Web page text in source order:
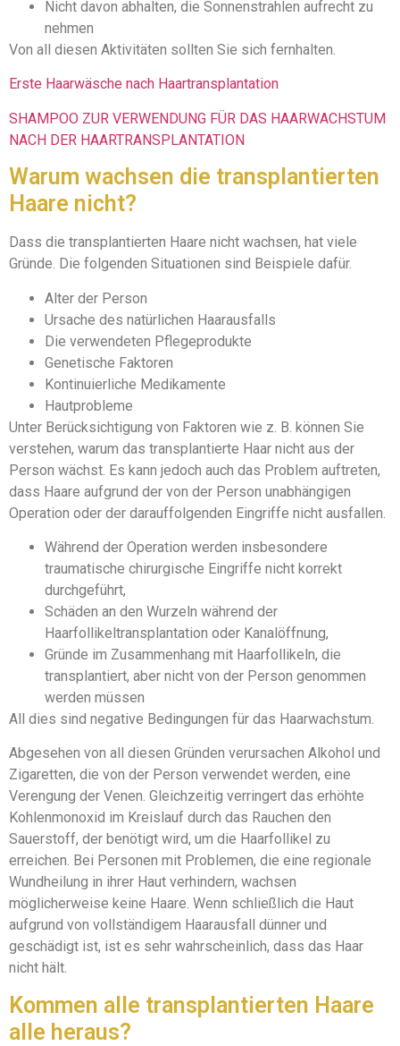
Nicht davon abhalten, die Sonnenstrahlen aufrecht zu
nehmen
Von all diesen Aktivitäten sollten Sie sich fernhalten.
Erste Haarwäsche nach Haartransplantation
SHAMPOO ZUR VERWENDUNG FÜR DAS HAARWACHSTUM
NACH DER HAARTRANSPLANTATION
Warum wachsen die transplantierten
Haare nicht?
Dass die transplantierten Haare nicht wachsen, hat viele
Gründe. Die folgenden Situationen sind Beispiele dafür.
Alter der Person
Ursache des natürlichen Haarausfalls
Die verwendeten Pflegeprodukte
Genetische Faktoren
Kontinuierliche Medikamente
Hautprobleme
Unter Berücksichtigung von Faktoren wie z. B. können Sie
verstehen, warum das transplantierte Haar nicht aus der
Person wächst. Es kann jedoch auch das Problem auftreten,
dass Haare aufgrund der von der Person unabhängigen
Operation oder der darauffolgenden Eingriffe nicht ausfallen.
Während der Operation werden insbesondere
traumatische chirurgische Eingriffe nicht korrekt
durchgeführt,
Schäden an den Wurzeln während der
Haarfollikeltransplantation oder Kanalöffnung,
Gründe im Zusammenhang mit Haarfollikeln, die
transplantiert, aber nicht von der Person genommen
werden müssen
All dies sind negative Bedingungen für das Haarwachstum.
Abgesehen von all diesen Gründen verursachen Alkohol und
Zigaretten, die von der Person verwendet werden, eine
Verengung der Venen. Gleichzeitig verringert das erhöhte
Kohlenmonoxid im Kreislauf durch das Rauchen den
Sauerstoff, der benötigt wird, um die Haarfollikel zu
erreichen. Bei Personen mit Problemen, die eine regionale
Wundheilung in ihrer Haut verhindern, wachsen
möglicherweise keine Haare. Wenn schließlich die Haut
aufgrund von vollständigem Haarausfall dünner und
geschädigt ist, ist es sehr wahrscheinlich, dass das Haar
nicht hält.
Kommen alle transplantierten Haare
alle heraus?